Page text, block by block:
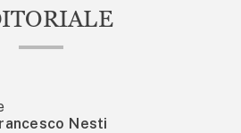
Nesti